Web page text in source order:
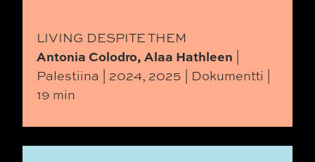
LIVING DESPITE THEM
Antonia Colodro, Alaa Hathleen
Palestiina | 2024, 2025 | Dokumentti |
19 min